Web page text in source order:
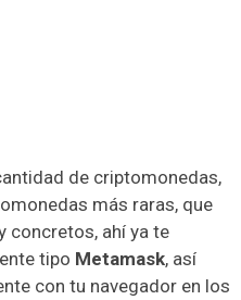
de criptomonedas,
más raras, que
concretos, ahí ya te
tipo Metamask, así
con tu navegador en los